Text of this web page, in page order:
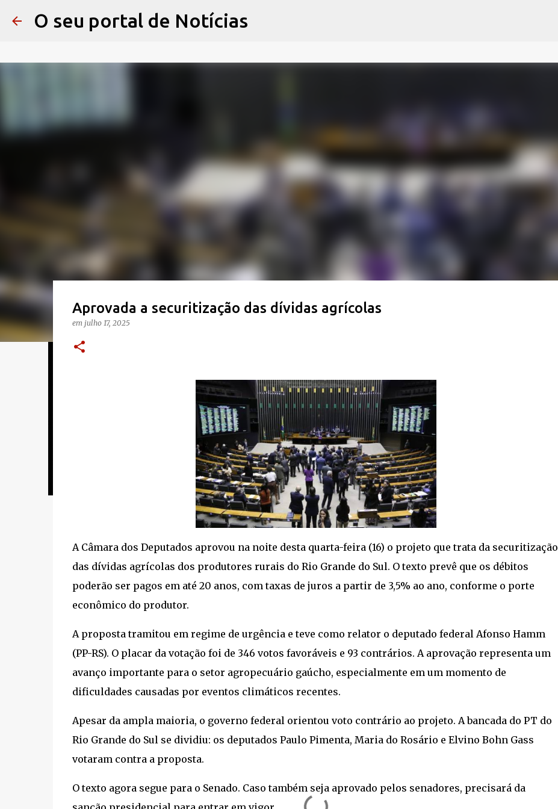
O seu portal de Notícias
Aprovada a securitização das dívidas agrícolas
em julho 17, 2025
A Câmara dos Deputados aprovou na noite desta quarta-feira (16) o projeto que trata da securitização
das dívidas agrícolas dos produtores rurais do Rio Grande do Sul. O texto prevê que os débitos
poderão ser pagos em até 20 anos, com taxas de juros a partir de 3,5% ao ano, conforme o porte
econômico do produtor.
A proposta tramitou em regime de urgência e teve como relator o deputado federal Afonso Hamm
(PP-RS). O placar da votação foi de 346 votos favoráveis e 93 contrários. A aprovação representa um
avanço importante para o setor agropecuário gaúcho, especialmente em um momento de
dificuldades causadas por eventos climáticos recentes.
Apesar da ampla maioria, o governo federal orientou voto contrário ao projeto. A bancada do PT do
Rio Grande do Sul se dividiu: os deputados Paulo Pimenta, Maria do Rosário e Elvino Bohn Gass
votaram contra a proposta.
O texto agora segue para o Senado. Caso também seja aprovado pelos senadores, precisará da